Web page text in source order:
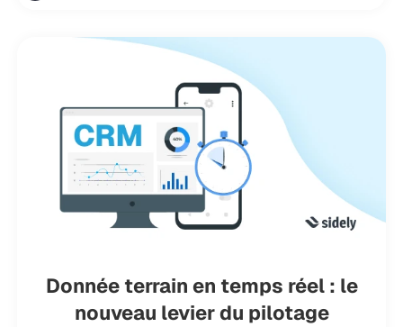
Donnée terrain en temps réel : le
nouveau levier du pilotage